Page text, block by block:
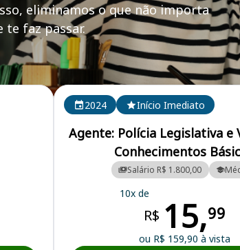
eliminamos o que não importa
te faz passar.
GO - Câmara Municipal
2024 Início Imediato
Agente: Polícia Legislativa e
Conhecimentos
Salário R$ 1.800,00
10x de
R$ 15,99
ou R$ 159,90 à vista